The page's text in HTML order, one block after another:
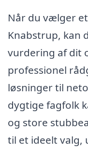
Når du vælger
Knabstrup, kan
vurdering af dit
professionel
løsninger til
dygtige fagfolk
og store
til et ideelt valg,